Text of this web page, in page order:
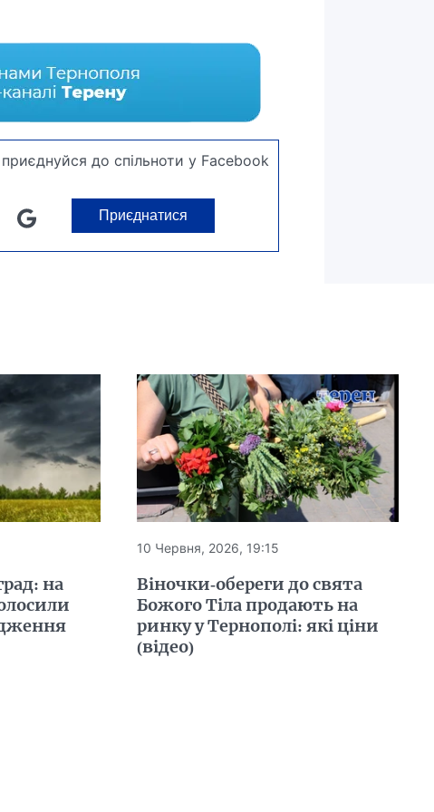
до спільноти у Facebook
Приєднатися
на
10 Червня, 2026, 19:15
Віночки-обереги до свята
Божого Тіла продають на
ринку у Тернополі: які ціни
(відео)